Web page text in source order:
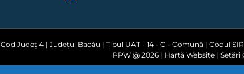
Cod Județ 4 | Județul Bacău | Tipul UAT - 14 - C - Comună | Codul
PPW @ 2026 | Hartă Website| Setări